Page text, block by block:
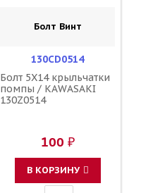
Болт Винт
130CD0514
Болт 5X14 крыльчатки
помпы / KAWASAKI
130Z0514
100 ₽
В КОРЗИНУ